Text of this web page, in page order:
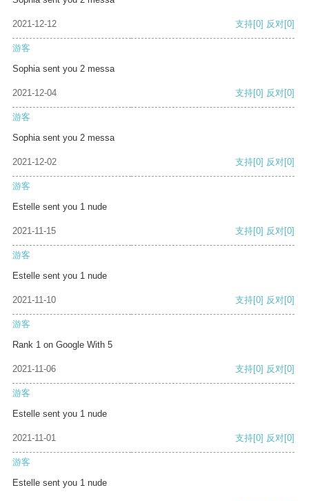
2021-12-12 支持[0] 反对[0]
游客
Sophia sent you 2 messa
2021-12-04 支持[0] 反对[0]
游客
Sophia sent you 2 messa
2021-12-02 支持[0] 反对[0]
游客
Estelle sent you 1 nude
2021-11-15 支持[0] 反对[0]
游客
Estelle sent you 1 nude
2021-11-10 支持[0] 反对[0]
游客
Rank 1 on Google With 5
2021-11-06 支持[0] 反对[0]
游客
Estelle sent you 1 nude
2021-11-01 支持[0] 反对[0]
游客
Estelle sent you 1 nude